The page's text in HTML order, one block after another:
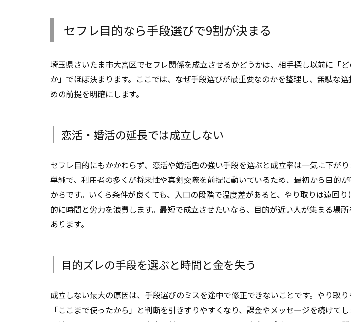
セフレ目的なら手段選びで9割が決まる
埼玉県さいたま市大宮区でセフレ関係を成立させるかどうかは、相手探し以前に「ど
か」でほぼ決まります。ここでは、なぜ手段選びが最重要なのかを整理し、無駄な
めの前提を明確にします。
恋活・婚活の延長では成立しない
セフレ目的にもかかわらず、恋活や婚活色の強い手段を選ぶと成立率は一気に下がり
単純で、利用者の多くが将来性や真剣交際を前提に動いているため、最初から目的
からです。いくら条件が良くても、入口の段階で温度差があると、やり取りは遠回り
的に時間と労力を浪費します。最短で成立させたいなら、目的が近い人が集まる場
あります。
目的ズレの手段を選ぶと時間と金を失う
成立しない最大の原因は、手段選びのミスを途中で修正できないことです。やり取
「ここまで使ったから」と判断を引きずりやすくなり、課金やメッセージを続けて